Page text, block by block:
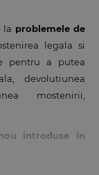
la problemele de
legala si
pentru a putea
devolutiunea
mostenirii,
introduse in
notari si nu